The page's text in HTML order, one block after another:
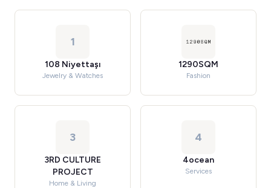
1
108 Niyettaşı
Jewelry & Watches
1290SQM
Fashion
3
3RD CULTURE
PROJECT
Home & Living
4
4ocean
Services